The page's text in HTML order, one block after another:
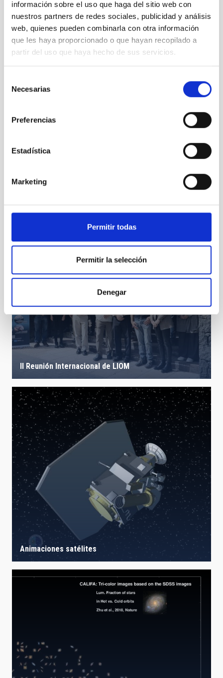
información sobre el uso que haga del sitio web con
nuestros partners de redes sociales, publicidad y análisis
web, quienes pueden combinarla con otra información
que les haya proporcionado o que hayan recopilado a
partir del uso que haya hecho de sus servicios.
Necesarias
Preferencias
Estadística
Marketing
Permitir todas
Permitir la selección
Denegar
Wayne
Observatorio
con Rafael
Rebolo,
y Javier
Te puede interesar
II Reunión Internacional de LIOM
Animaciones satélites